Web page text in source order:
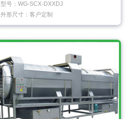
型号：WG-SCX-DXXDJ
外形尺寸：客户定制